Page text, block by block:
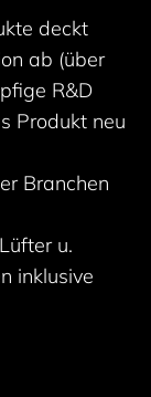
deckt
ab (über
R&D
Produkt neu
Branchen
u.
inklusive